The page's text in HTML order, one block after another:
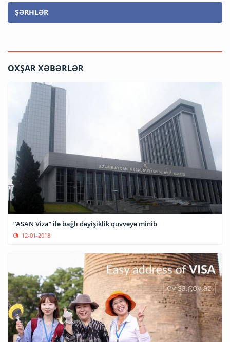
ŞƏRHLƏR
OXŞAR XƏBƏRLƏR
“ASAN Viza” ilə bağlı dəyişiklik qüvvəyə minib
12-01-2018